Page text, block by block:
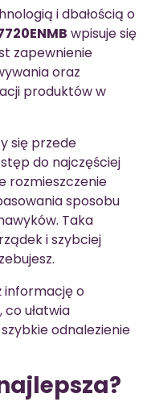
i dbałością o
wpisuje się
zapewnienie
oraz
produktów w
się przede
do najczęściej
rozmieszczenie
sposobu
Taka
i szybciej
informację o
ułatwia
odnalezienie